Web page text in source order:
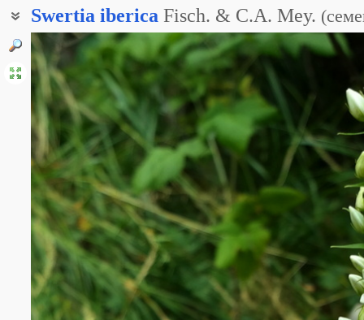
Swertia iberica Fisch. & C.A. Mey. (
Шверция грузинская